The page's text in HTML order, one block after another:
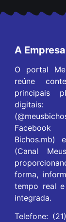
A Empresa
O portal
reúne
principais
digitais:
Bichos.mb)
(Canal
forma,
tempo real
integrada.
Telefone: